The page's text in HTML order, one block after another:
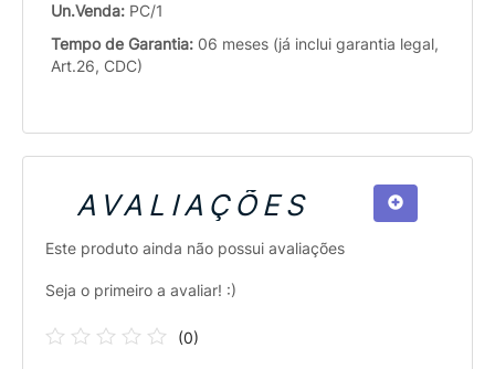
Un.Venda: PC/1
Tempo de Garantia: 06 meses (já inclui garantia legal,
Art.26, CDC)
AVALIAÇÕES
Este produto ainda não possui avaliações
Seja o primeiro a avaliar! :)
(0)